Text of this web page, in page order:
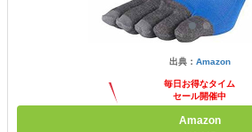
出典： Amazon
毎日お得なタイム
セール開催中
Amazon